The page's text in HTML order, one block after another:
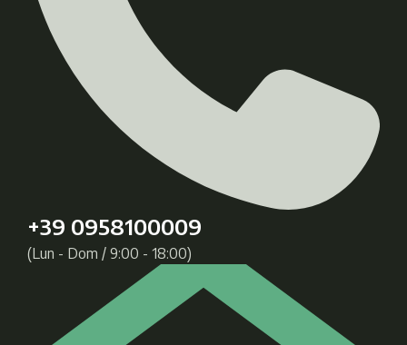
+39 0958100009
(Lun - Dom / 9:00 - 18:00)